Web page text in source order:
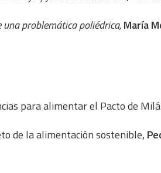
problemática poliédrica,María
para alimentar el Pacto de
de la alimentación sostenible,